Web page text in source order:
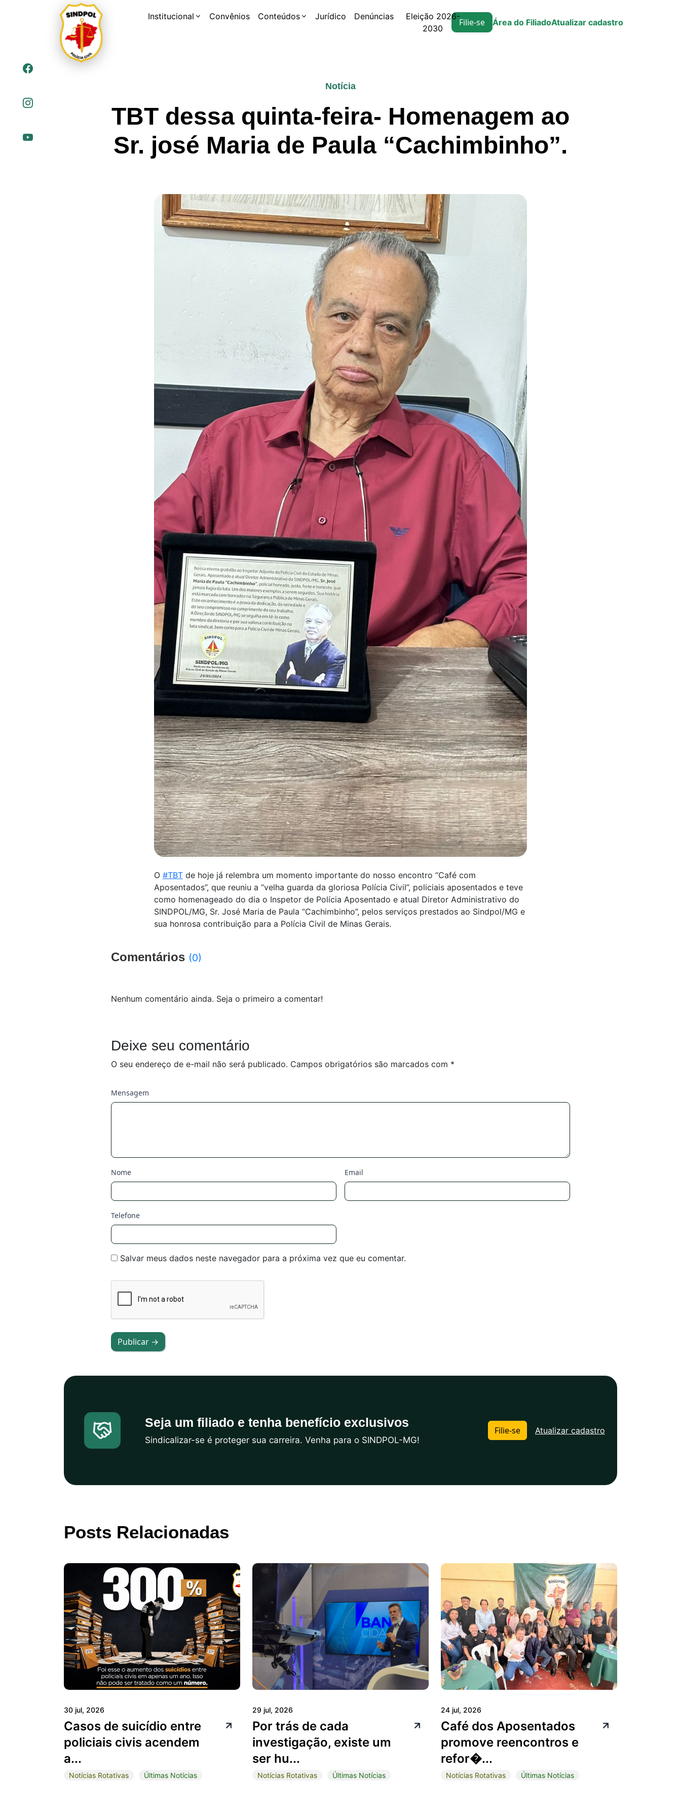
Institucional Convênios Conteúdos Jurídico Denúncias
Eleição 2026-
2030
Filie-se Área do FiliadoAtualizar cadastro
Notícia
TBT dessa quinta-feira- Homenagem ao
Sr. josé Maria de Paula “Cachimbinho”.
O #TBT de hoje já relembra um momento importante do nosso encontro “Café com
Aposentados”, que reuniu a “velha guarda da gloriosa Polícia Civil”, policiais aposentados e teve
como homenageado do dia o Inspetor de Polícia Aposentado e atual Diretor Administrativo do
SINDPOL/MG, Sr. José Maria de Paula “Cachimbinho”, pelos serviços prestados ao Sindpol/MG e
sua honrosa contribuição para a Polícia Civil de Minas Gerais.
Comentários (0)
Nenhum comentário ainda. Seja o primeiro a comentar!
Deixe seu comentário
O seu endereço de e-mail não será publicado. Campos obrigatórios são marcados com *
Mensagem
Nome Email
Telefone
Salvar meus dados neste navegador para a próxima vez que eu comentar.
Publicar →
Seja um filiado e tenha benefício exclusivos
Sindicalizar-se é proteger sua carreira. Venha para o SINDPOL-MG!
Filie-se Atualizar cadastro
Posts Relacionadas
30 jul, 2026
Casos de suicídio entre
policiais civis acendem
a...
Notícias Rotativas Últimas Notícias
29 jul, 2026
Por trás de cada
investigação, existe um
ser hu...
Notícias Rotativas Últimas Notícias
24 jul, 2026
Café dos Aposentados
promove reencontros e
refor�...
Notícias Rotativas Últimas Notícias